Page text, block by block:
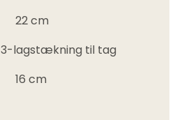
22 cm
3-lagstækning til tag
16 cm